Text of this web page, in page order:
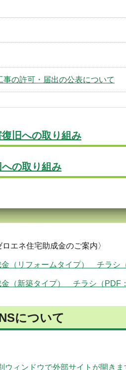
事の許可・届出の公表について
旧への取り組み
の取り組み
エネ住宅助成金のご案内〉
（リフォームタイプ） チラシ
（新築タイプ） チラシ（PDF
について
ィンドウで外部サイトが開きま